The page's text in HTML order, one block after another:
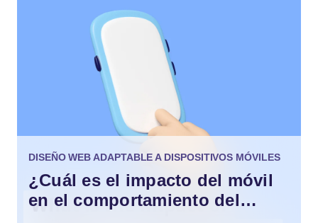
DISEÑO WEB ADAPTABLE A DISPOSITIVOS MÓVILES
¿Cuál es el impacto del móvil
en el comportamiento del